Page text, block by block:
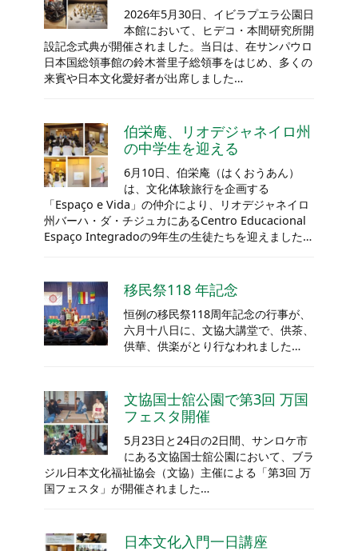
2026年5月30日、イビラプエラ公園日
本館において、ヒデコ・本間研究所開
設記念式典が開催されました。当日は、在サンパウロ
日本国総領事館の鈴木誉里子総領事をはじめ、多くの
来賓や日本文化愛好者が出席しました…
伯栄庵、リオデジャネイロ州
の中学生を迎える
6月10日、伯栄庵（はくおうあん）
は、文化体験旅行を企画する
「Espaço e Vida」の仲介により、リオデジャネイロ
州バーハ・ダ・チジュカにあるCentro Educacional
Espaço Integradoの9年生の生徒たちを迎えました…
移民祭118 年記念
恒例の移民祭118周年記念の行事が、
六月十八日に、文協大講堂で、供茶、
供華、供楽がとり行なわれました…
文協国士舘公園で第3回 万国
フェスタ開催
5月23日と24日の2日間、サンロケ市
にある文協国士舘公園において、ブラ
ジル日本文化福祉協会（文協）主催による「第3回 万
国フェスタ」が開催されました…
日本文化入門一日講座